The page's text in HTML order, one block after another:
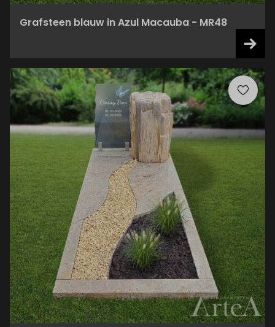
Grafsteen blauw in Azul Macauba - MR48